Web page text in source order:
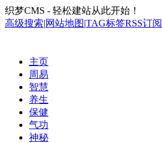
织梦CMS - 轻松建站从此开始！
高级搜索|网站地图|TAG标签RSS订阅
主页
周易
智慧
养生
保健
气功
神秘